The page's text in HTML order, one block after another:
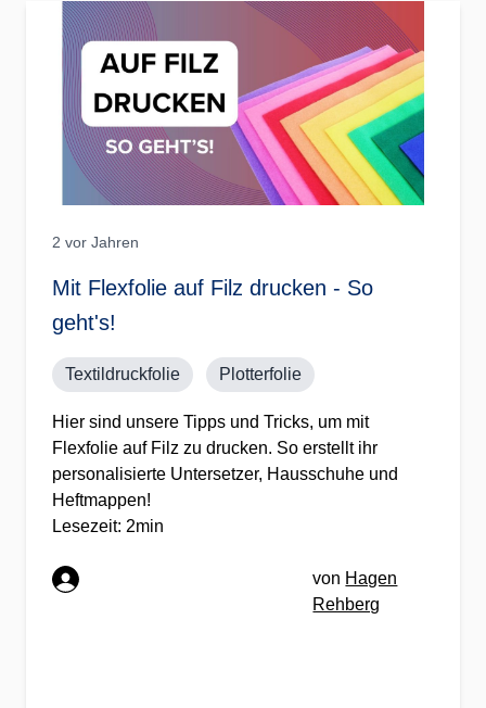
2 vor Jahren
Mit Flexfolie auf Filz drucken - So
geht's!
Textildruckfolie Plotterfolie
Hier sind unsere Tipps und Tricks, um mit
Flexfolie auf Filz zu drucken. So erstellt ihr
personalisierte Untersetzer, Hausschuhe und
Heftmappen!
Lesezeit: 2min
von Hagen
Rehberg